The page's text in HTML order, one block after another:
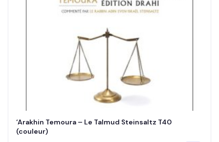
‘Arakhin Temoura – Le Talmud Steinsaltz T40
(couleur)